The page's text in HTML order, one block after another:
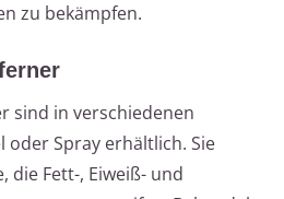
zu bekämpfen.
sind in verschiedenen
oder Spray erhältlich. Sie
die Fett-, Eiweiß- und